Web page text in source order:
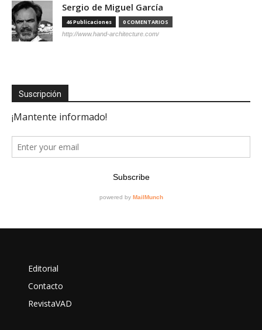
Sergio de Miguel García
46 Publicaciones 0 COMENTARIOS
http://www.hand-architecture.com/
Suscripción
Editorial
Contacto
RevistaVAD